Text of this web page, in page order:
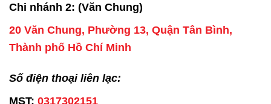
Chi nhánh 2: (Văn Chung)
20 Văn Chung, Phường 13, Quận Tân Bình,
Thành phố Hồ Chí Minh
Số điện thoại liên lạc:
MST: 0317302151